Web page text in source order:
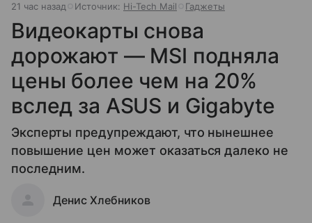
21 час назад Источник: Hi-Tech Mail Гаджеты
Видеокарты снова
дорожают — MSI подняла
цены более чем на 20%
вслед за ASUS и Gigabyte
Эксперты предупреждают, что нынешнее
повышение цен может оказаться далеко не
последним.
Денис Хлебников